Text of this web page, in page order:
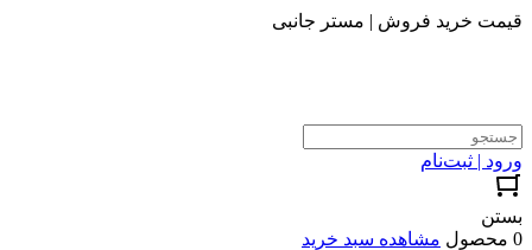
قیمت خرید فروش | مستر جانبی
ورود | ثبت‌نام
بستن
0 محصول
مشاهده سبد خرید